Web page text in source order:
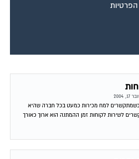
2004
למח מכירות כמעט בכל חברה שהיא
לשירות לקוחות זמן ההמתנה הוא ארוך כאורך